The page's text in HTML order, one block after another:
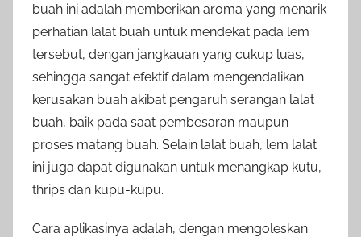
buah ini adalah memberikan aroma yang menarik
perhatian lalat buah untuk mendekat pada lem
tersebut, dengan jangkauan yang cukup luas,
sehingga sangat efektif dalam mengendalikan
kerusakan buah akibat pengaruh serangan lalat
buah, baik pada saat pembesaran maupun
proses matang buah. Selain lalat buah, lem lalat
ini juga dapat digunakan untuk menangkap kutu,
thrips dan kupu-kupu.
Cara aplikasinya adalah, dengan mengoleskan